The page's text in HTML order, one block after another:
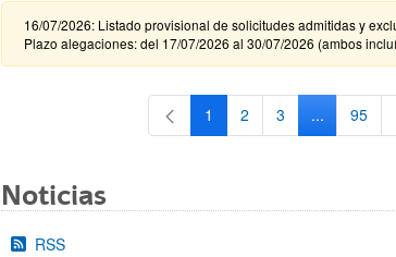
16/07/2026: Listado provisional de solicitudes admitidas y
Plazo alegaciones: del 17/07/2026 al 30/07/2026 (ambos
Página
1 Página
2 Página
3 ...Páginas
95
Noticias
RSS